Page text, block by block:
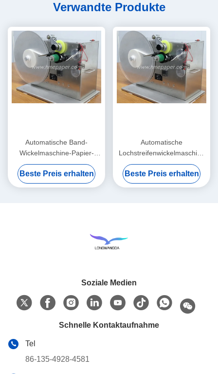
Verwandte Produkte
Automatische Band-
Wickelmaschine-Papier-
Rollenwickelmaschine
Beste Preis erhalten
Automatische
Lochstreifenwickelmaschine
80cm x 45cm x 55cm
Beste Preis erhalten
Soziale Medien
Schnelle Kontaktaufnahme
Tel
86-135-4928-4581